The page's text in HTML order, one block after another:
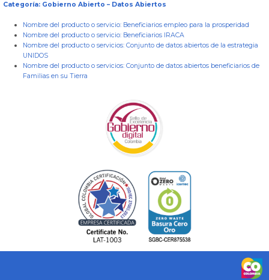
Categoría: Gobierno Abierto – Datos Abiertos
Nombre del producto o servicio: Beneficiarios empleo para la prosperidad
Nombre del producto o servicio: Beneficiarios IRACA
Nombre del producto o servicios: Conjunto de datos abiertos de la estrategia
UNIDOS
Nombre del producto o servicios: Conjunto de datos abiertos beneficiarios de
Familias en su Tierra